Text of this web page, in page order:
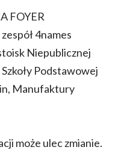
FOYER
4names
Niepublicznej
Szkoły Podstawowej
Manufaktury
może ulec zmianie.